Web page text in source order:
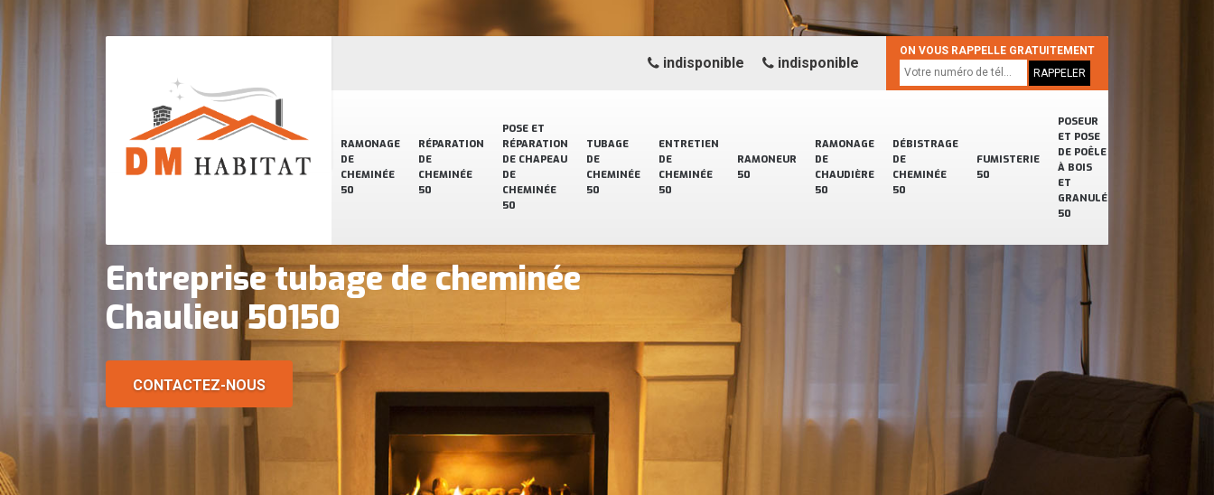
RAMONAGE
DE
CHEMINÉE
50
RÉPARATION
DE
CHEMINÉE
50
POSE ET
RÉPARATION
DE CHAPEAU
DE
CHEMINÉE
50
TUBAGE
DE
CHEMINÉE
50
ENTRETIEN
DE
CHEMINÉE
50
RAMONEUR
50
RAMONAGE
DE
CHAUDIÈRE
50
DÉBISTRAGE
DE
CHEMINÉE
50
FUMISTERIE
50
POSEUR
ET POSE
DE POÊLE
À BOIS
ET
GRANULÉ
50
indisponible indisponible
ON VOUS RAPPELLE GRATUITEMENT
Entreprise tubage de cheminée
Chaulieu 50150
CONTACTEZ-NOUS